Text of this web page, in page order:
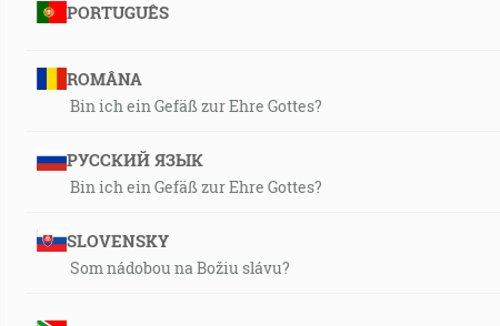
PORTUGUÊS
ROMÂNA
Bin ich ein Gefäß zur Ehre Gottes?
РУССКИЙ ЯЗЫК
Bin ich ein Gefäß zur Ehre Gottes?
SLOVENSKY
Som nádobou na Božiu slávu?